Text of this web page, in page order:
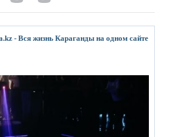
- Вся жизнь Караганды на одном сайте